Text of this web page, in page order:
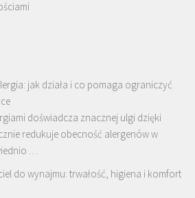
jak działa i co pomaga ograniczyć
doświadcza znacznej ulgi dzięki
redukuje obecność alergenów w
…
do wynajmu: trwałość, higiena i komfort